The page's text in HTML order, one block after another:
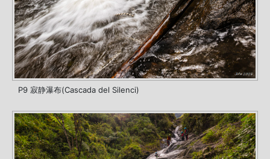
P9 寂静瀑布(Cascada del Silenci)